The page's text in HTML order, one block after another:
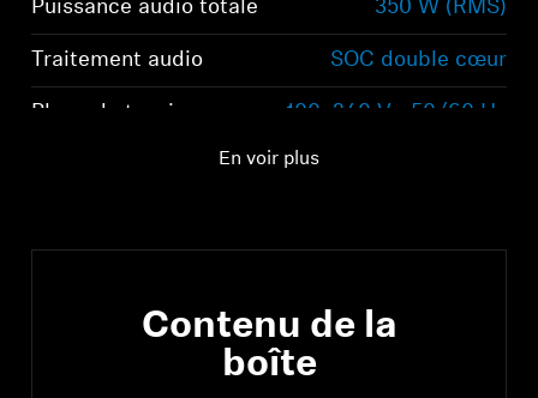
Puissance audio totale 350 W (RMS)
Traitement audio SOC double cœur
Plage de tension 100–240 V ~50/60 Hz
En voir plus
Contenu de la
boîte